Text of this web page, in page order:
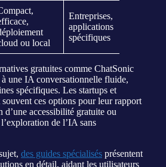
ou local
Entreprises,
applications
spécifiques
gratuites comme ChatSonic
à une IA conversationnelle fluide,
spécifiques. Les startups et
ces options pour leur rapport
accessibilité gratuite ou
de l’IA sans
des guides spécialisés présentent
en détail, aidant les utilisateurs